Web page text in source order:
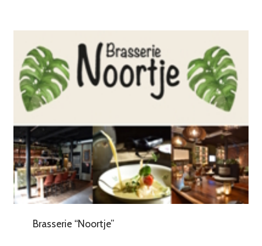
Brasserie “Noortje”